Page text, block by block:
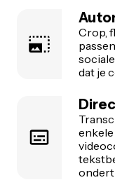
Crop,
dat je